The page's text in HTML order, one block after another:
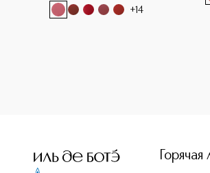
+14
Горячая